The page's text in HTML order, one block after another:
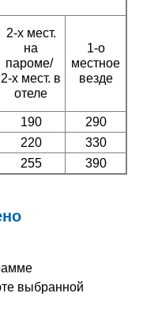
2-х мест.
на
пароме/
2-х мест. в
отеле
1-о
местное
везде
190
290
220
330
255 390
выбранной